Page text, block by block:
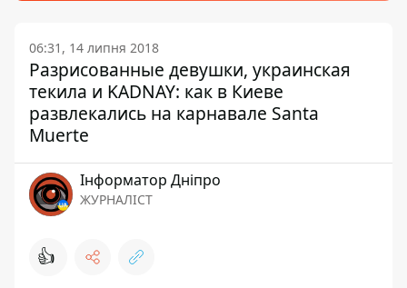
06:31, 14 липня 2018
Разрисованные девушки, украинская
текила и KADNAY: как в Киеве
развлекались на карнавале Santa
Muerte
Інформатор Дніпро
ЖУРНАЛІСТ
👍